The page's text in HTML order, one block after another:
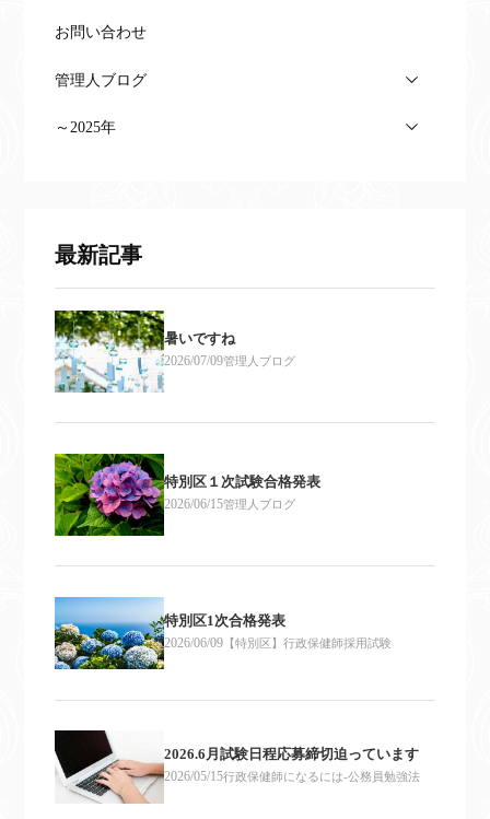
お問い合わせ
管理人ブログ
～2025年
最新記事
暑いですね
2026/07/09管理人ブログ
特別区１次試験合格発表
2026/06/15管理人ブログ
特別区1次合格発表
2026/06/09【特別区】行政保健師採用試験
2026.6月試験日程応募締切迫っています
2026/05/15行政保健師になるには-公務員勉強法